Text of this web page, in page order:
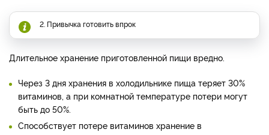
2. Привычка готовить впрок
Длительное хранение приготовленной пищи вредно.
Через 3 дня хранения в холодильнике пища теряет 30%
витаминов, а при комнатной температуре потери могут
быть до 50%.
Способствует потере витаминов хранение в